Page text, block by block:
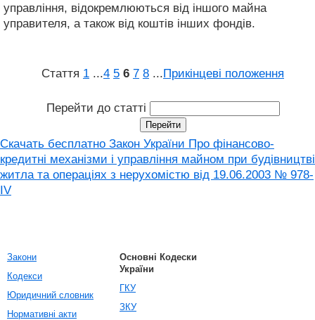
управління, відокремлюються від іншого майна
управителя, а також від коштів інших фондів.
Стаття 1 ...4 5 6 7 8 ...Прикінцеві положення
Перейти до статті
Скачать бесплатно Закон України Про фінансово-
кредитні механізми і управління майном при будівництві
житла та операціях з нерухомістю від 19.06.2003 № 978-
IV
Закони
Кодекси
Юридичний словник
Нормативні акти
Основні Кодески
України
ГКУ
ЗКУ